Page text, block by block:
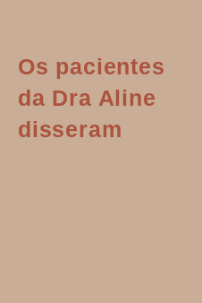
Os pacientes
da Dra Aline
disseram